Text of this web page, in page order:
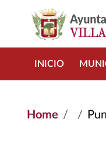
INICIO
Home